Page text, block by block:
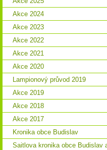
Akce 2024
Akce 2023
Akce 2022
Akce 2021
Akce 2020
Lampionový průvod 2019
Akce 2019
Akce 2018
Akce 2017
Kronika obce Budislav
Saitlova kronika obce Budislav